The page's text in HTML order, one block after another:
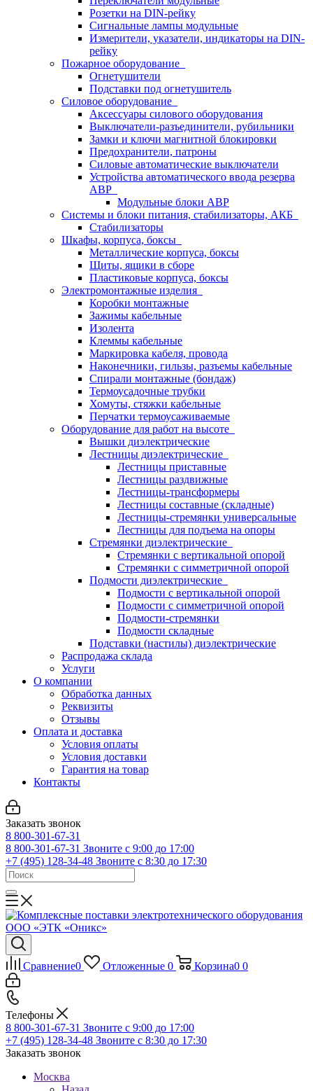
Розетки на DIN-рейку
Сигнальные лампы модульные
Измерители, указатели, индикаторы на DIN-
рейку
Пожарное оборудование
Огнетушители
Подставки под огнетушитель
Силовое оборудование
Аксессуары силового оборудования
Выключатели-разъединители, рубильники
Замки и ключи магнитной блокировки
Предохранители, патроны
Силовые автоматические выключатели
Устройства автоматического ввода резерва
АВР
Модульные блоки АВР
Системы и блоки питания, стабилизаторы, АКБ
Стабилизаторы
Шкафы, корпуса, боксы
Металлические корпуса, боксы
Щиты, ящики в сборе
Пластиковые корпуса, боксы
Электромонтажные изделия
Коробки монтажные
Зажимы кабельные
Изолента
Клеммы кабельные
Маркировка кабеля, провода
Наконечники, гильзы, разъемы кабельные
Спирали монтажные (бондаж)
Термоусадочные трубки
Хомуты, стяжки кабельные
Перчатки термоусаживаемые
Оборудование для работ на высоте
Вышки диэлектрические
Лестницы диэлектрические
Лестницы приставные
Лестницы раздвижные
Лестницы-трансформеры
Лестницы составные (складные)
Лестницы-стремянки универсальные
Лестницы для подъема на опоры
Стремянки диэлектрические
Стремянки с вертикальной опорой
Стремянки с симметричной опорой
Подмости диэлектрические
Подмости с вертикальной опорой
Подмости с симметричной опорой
Подмости-стремянки
Подмости складные
Подставки (настилы) диэлектрические
Распродажа склада
Услуги
О компании
Обработка данных
Реквизиты
Отзывы
Оплата и доставка
Условия оплаты
Условия доставки
Гарантия на товар
Контакты
Заказать звонок
8 800-301-67-31
8 800-301-67-31 Звоните с 9:00 до 17:00
+7 (495) 128-34-48 Звоните с 8:30 до 17:30
Сравнение0 Отложенные 0 Корзина0 0
Телефоны
8 800-301-67-31 Звоните с 9:00 до 17:00
+7 (495) 128-34-48 Звоните с 8:30 до 17:30
Заказать звонок
Москва